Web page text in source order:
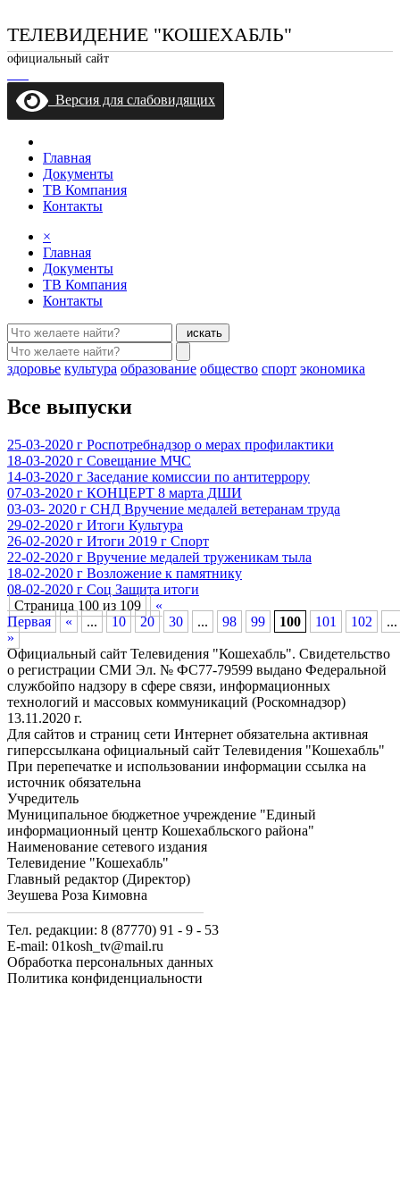
ТЕЛЕВИДЕНИЕ "КОШЕХАБЛЬ"
официальный сайт
Версия для слабовидящих
Главная
Документы
ТВ Компания
Контакты
×
Главная
Документы
ТВ Компания
Контакты
искать
здоровье культура образование общество спорт экономика
Все выпуски
25-03-2020 г Роспотребнадзор о мерах профилактики
18-03-2020 г Совещание МЧС
14-03-2020 г Заседание комиссии по антитеррору
07-03-2020 г КОНЦЕРТ 8 марта ДШИ
03-03- 2020 г СНД Вручение медалей ветеранам труда
29-02-2020 г Итоги Культура
26-02-2020 г Итоги 2019 г Спорт
22-02-2020 г Вручение медалей труженикам тыла
18-02-2020 г Возложение к памятнику
08-02-2020 г Соц Защита итоги
Страница 100 из 109
«
Первая
« ... 10 20 30 ... 98 99 100 101 102
...
»
Официальный сайт Телевидения "Кошехабль". Свидетельство
о регистрации СМИ Эл. № ФС77-79599 выдано Федеральной
службойпо надзору в сфере связи, информационных
технологий и массовых коммуникаций (Роскомнадзор)
13.11.2020 г.
Для сайтов и страниц сети Интернет обязательна активная
гиперссылкана официальный сайт Телевидения "Кошехабль"
При перепечатке и использовании информации ссылка на
источник обязательна
Учредитель
Муниципальное бюджетное учреждение "Единый
информационный центр Кошехабльского района"
Наименование сетевого издания
Телевидение "Кошехабль"
Главный редактор (Директор)
Зеушева Роза Кимовна
Тел. редакции: 8 (87770) 91 - 9 - 53
E-mail: 01kosh_tv@mail.ru
Обработка персональных данных
Политика конфиденциальности